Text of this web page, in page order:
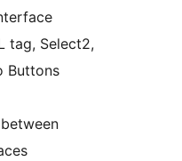
tag, Select2,
Buttons